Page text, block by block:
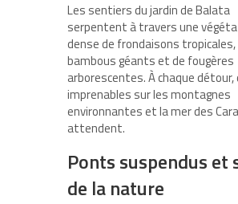
Les sentiers du jardin de Balata
serpentent à travers une
dense de frondaisons tropicales,
bambous géants et de fougères
arborescentes. À chaque détour,
imprenables sur les montagnes
environnantes et la mer des
attendent.
Ponts suspendus et
de la nature